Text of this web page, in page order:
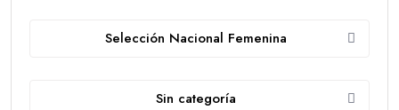
Selección Nacional Femenina
Sin categoría